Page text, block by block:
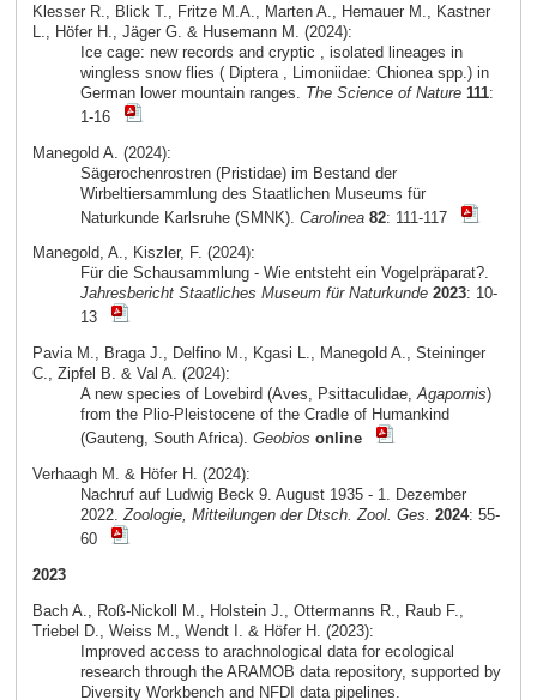
Klesser R., Blick T., Fritze M.A., Marten A., Hemauer M., Kastner
L., Höfer H., Jäger G. & Husemann M. (2024):
Ice cage: new records and cryptic , isolated lineages in
wingless snow flies ( Diptera , Limoniidae: Chionea spp.) in
German lower mountain ranges. The Science of Nature 111:
1-16
Manegold A. (2024):
Sägerochenrostren (Pristidae) im Bestand der
Wirbeltiersammlung des Staatlichen Museums für
Naturkunde Karlsruhe (SMNK). Carolinea 82: 111-117
Manegold, A., Kiszler, F. (2024):
Für die Schausammlung - Wie entsteht ein Vogelpräparat?.
Jahresbericht Staatliches Museum für Naturkunde 2023: 10-
13
Pavia M., Braga J., Delfino M., Kgasi L., Manegold A., Steininger
C., Zipfel B. & Val A. (2024):
A new species of Lovebird (Aves, Psittaculidae,Agapornis)
from the Plio-Pleistocene of the Cradle of Humankind
(Gauteng, South Africa). Geobios online
Verhaagh M. & Höfer H. (2024):
Nachruf auf Ludwig Beck 9. August 1935 - 1. Dezember
2022. Zoologie, Mitteilungen der Dtsch. Zool. Ges. 2024: 55-
60
2023
Bach A., Roß-Nickoll M., Holstein J., Ottermanns R., Raub F.,
Triebel D., Weiss M., Wendt I. & Höfer H. (2023):
Improved access to arachnological data for ecological
research through the ARAMOB data repository, supported by
Diversity Workbench and NFDI data pipelines.